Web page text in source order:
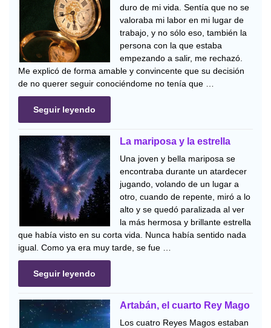
duro de mi vida. Sentía que no se
valoraba mi labor en mi lugar de
trabajo, y no sólo eso, también la
persona con la que estaba
empezando a salir, me rechazó.
Me explicó de forma amable y convincente que su decisión
de no querer seguir conociéndome no tenía que …
Seguir leyendo
La mariposa y la estrella
Una joven y bella mariposa se
encontraba durante un atardecer
jugando, volando de un lugar a
otro, cuando de repente, miró a lo
alto y se quedó paralizada al ver
la más hermosa y brillante estrella
que había visto en su corta vida. Nunca había sentido nada
igual. Como ya era muy tarde, se fue …
Seguir leyendo
Artabán, el cuarto Rey Mago
Los cuatro Reyes Magos estaban